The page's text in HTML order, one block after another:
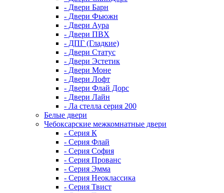
- Двери Барн
- Двери Фьюжн
- Двери Аура
- Двери ПВХ
- ДПГ (Гладкие)
- Двери Статус
- Двери Эстетик
- Двери Моне
- Двери Лофт
- Двери Флай Дорс
- Двери Лайн
- Ла стелла серия 200
Белые двери
Чебоксарские межкомнатные двери
- Серия К
- Серия Флай
- Серия София
- Серия Прованс
- Серия Эмма
- Серия Неоклассика
- Серия Твист